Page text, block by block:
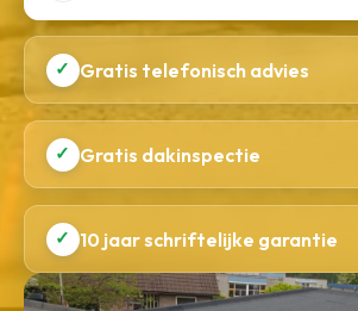
✓ Gratis telefonisch advies
✓ Gratis dakinspectie
✓ 10 jaar schriftelijke garantie